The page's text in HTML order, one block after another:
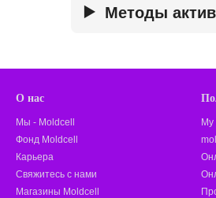
Методы
О нас
Мы - Moldcell
Фонд Moldcell
Карьера
Свяжитесь с нами
Магазины Moldcell
My